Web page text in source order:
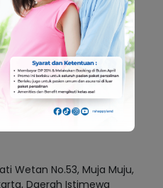
Wetan No.53, Muja Muju,
Daerah Istimewa